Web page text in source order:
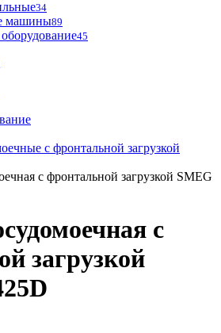
34
машины89
45
с фронтальной загрузкой
с фронтальной загрузкой SMEG
с
загрузкой